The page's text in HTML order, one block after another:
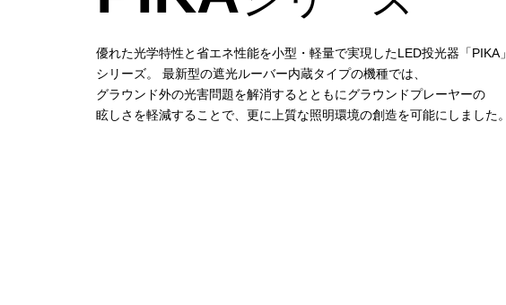
優れた光学特性と省エネ性能を小型・軽量で実現したLED投光器「PIKA」
シリーズ。 最新型の遮光ルーバー内蔵タイプの機種では、
グラウンド外の光害問題を解消するとともにグラウンドプレーヤーの
眩しさを軽減することで、更に上質な照明環境の創造を可能にしました。